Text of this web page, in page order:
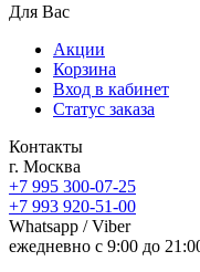
Для Вас
Акции
Корзина
Вход в кабинет
Статус заказа
Контакты
г. Москва
+7 995 300-07-25
+7 993 920-51-00
Whatsapp / Viber
ежедневно с 9:00 до